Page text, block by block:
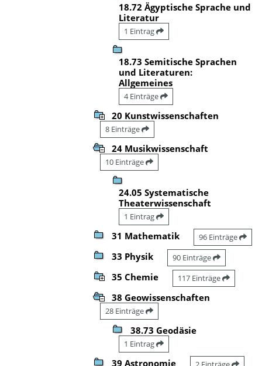
18.72 Ägyptische Sprache und
Literatur
1 Eintrag
18.73 Semitische Sprachen
und Literaturen:
Allgemeines
4 Einträge
20 Kunstwissenschaften
8 Einträge
24 Musikwissenschaft
10 Einträge
24.05 Systematische
Theaterwissenschaft
1 Eintrag
31 Mathematik 96 Einträge
33 Physik 90 Einträge
35 Chemie 117 Einträge
38 Geowissenschaften
28 Einträge
38.73 Geodäsie
1 Eintrag
39 Astronomie